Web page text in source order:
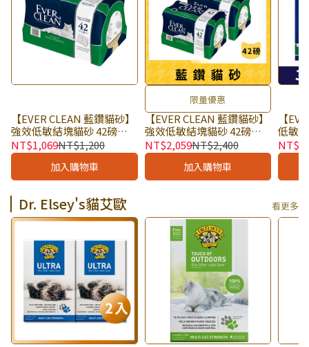
【EVER CLEAN 藍鑽貓砂】
強效低敏結塊貓砂 42磅
(19kg) × 包｜無香料款 適
合敏感貓咪 淨味14天｜獨
NT$1,069NT$1,200
加入購物車
限量優惠
【EVER CLEAN 藍鑽貓砂】
強效低敏結塊貓砂 42磅
(19kg) × 2入組｜無香料款
適合敏感貓咪 淨味14天｜
獨立下單
NT$2,059NT$2,400
加入購物車
【
低敏
× 盒
低敏
Dr. Elsey's貓艾歐 看更多